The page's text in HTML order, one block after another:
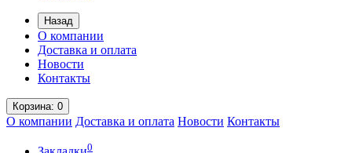
Назад
О компании
Доставка и оплата
Новости
Контакты
Корзина: 0
О компании Доставка и оплата Новости Контакты
0